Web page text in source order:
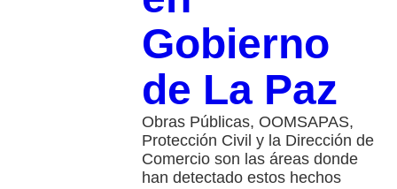
Gobierno
de La Paz
Obras Públicas, OOMSAPAS,
Protección Civil y la Dirección de
Comercio son las áreas donde
han detectado estos hechos